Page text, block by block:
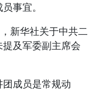
事宜。
华社关于中共二
及军委副主席会
成员是常规动